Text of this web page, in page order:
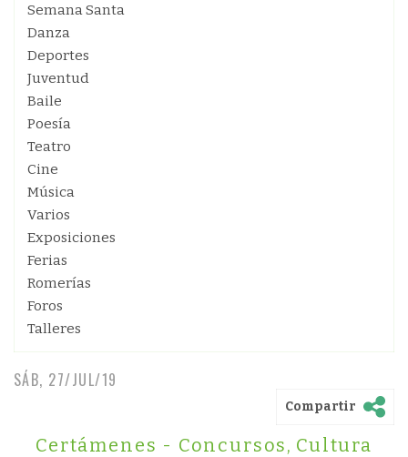
Semana Santa
Danza
Deportes
Juventud
Baile
Poesía
Teatro
Cine
Música
Varios
Exposiciones
Ferias
Romerías
Foros
Talleres
SÁB, 27/JUL/19
Compartir
Certámenes - Concursos, Cultura